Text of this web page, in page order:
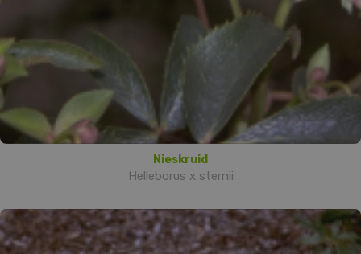
Nieskruid
Helleborus x sternii